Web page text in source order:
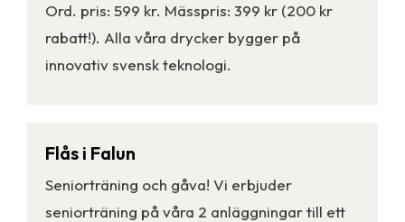
Ord. pris: 599 kr. Mässpris: 399 kr (200 kr
rabatt!). Alla våra drycker bygger på
innovativ svensk teknologi.
Flås i Falun
Seniorträning och gåva! Vi erbjuder
seniorträning på våra 2 anläggningar till ett